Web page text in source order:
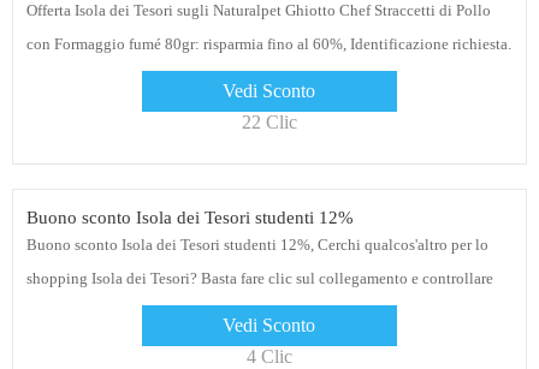
Offerta Isola dei Tesori sugli Naturalpet Ghiotto Chef Straccetti di Pollo
con Formaggio fumé 80gr: risparmia fino al 60%, Identificazione richiesta.
Vedi Sconto
22 Clic
Buono sconto Isola dei Tesori studenti 12%
Buono sconto Isola dei Tesori studenti 12%, Cerchi qualcos'altro per lo
shopping Isola dei Tesori? Basta fare clic sul collegamento e controllare
Vedi Sconto
4 Clic